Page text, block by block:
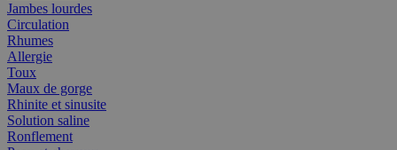
Jambes lourdes
Circulation
Rhumes
Allergie
Toux
Maux de gorge
Rhinite et sinusite
Solution saline
Ronflement